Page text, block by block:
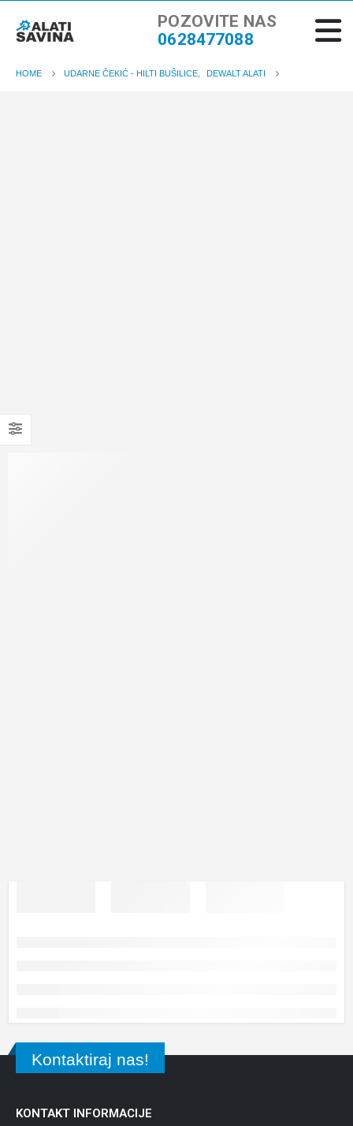
POZOVITE NAS
0628477088
HOME UDARNE ČEKIĆ - HILTI BUŠILICE DEWALT ALATI
Kontaktiraj nas!
KONTAKT INFORMACIJE